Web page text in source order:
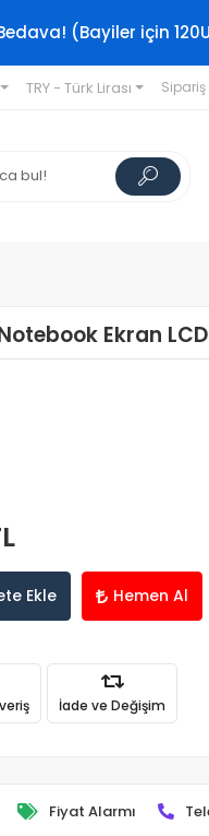
(Bayiler için
TRY - Türk Lirası
Ekran
Ekle Hemen Al
İade ve Değişim
Fiyat Alarmı